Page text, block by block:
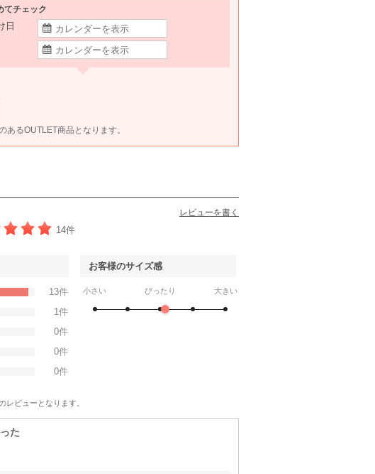
てチェック
日
るOUTLET商品となります。
レビューを書く
14件
13件
1件
0件
0件
0件
お客様のサイズ感
小さい ぴったり 大きい
ビューとなります。
た